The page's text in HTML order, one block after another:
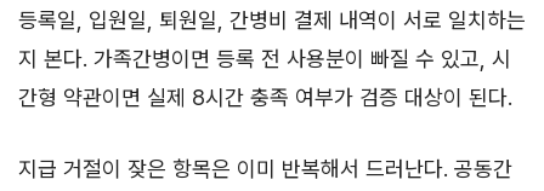
등록일, 입원일, 퇴원일, 간병비 결제 내역이 서로 일치하는
지 본다. 가족간병이면 등록 전 사용분이 빠질 수 있고, 시
간형 약관이면 실제 8시간 충족 여부가 검증 대상이 된다.
지급 거절이 잦은 항목은 이미 반복해서 드러난다. 공동간